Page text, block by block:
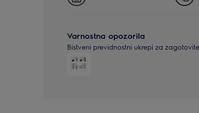
Varnostna opozorila
Bistveni previdnostni ukrepi za